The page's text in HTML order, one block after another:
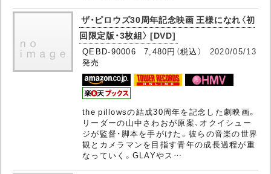
ザ・ピロウズ30周年記念映画 王様になれ〈初
回限定版・3枚組〉 [DVD]
QEBD-90006 7,480円（税込） 2020/05/13
発売
the pillowsの結成30周年を記念した劇映画。
リーダーの山中さわおが原案、オクイシュー
ジが監督・脚本を手がけた。彼らの音楽の世界
観とカメラマンを目指す青年の成長過程が重
なっていく。GLAYやス…